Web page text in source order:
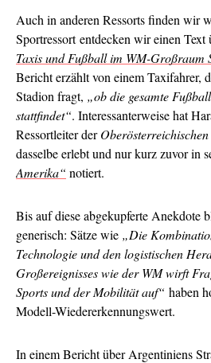
Auch in anderen Ressorts finden wir
Sportressort entdecken wir einen Text
Taxis und Fußball im WM-Großraum
Bericht erzählt von einem Taxifahrer,
Stadion fragt, „ob die gesamte
stattfindet“. Interessanterweise hat
Ressortleiter der
dasselbe erlebt und nur kurz zuvor in
Amerika“ notiert.
Bis auf diese abgekupferte Anekdote
generisch: Sätze wie „Die
Technologie und den logistischen
Großereignisses wie der WM wirft
Sports und der Mobilität auf“ haben
Modell-Wiedererkennungswert.
In einem Bericht über Argentiniens